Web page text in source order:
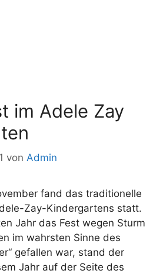
im Adele Zay
von Admin
fand das traditionelle
Zay-Kindergartens statt.
Jahr das Fest wegen Sturm
im wahrsten Sinne des
gefallen war, stand der
Jahr auf der Seite des